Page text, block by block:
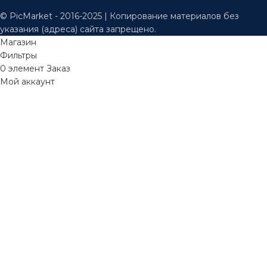
© PicMarket - 2016-2025 | Копирование материалов без
указания (адреса) сайта запрещено.
Магазин
Фильтры
0 элемент Заказ
Мой аккаунт